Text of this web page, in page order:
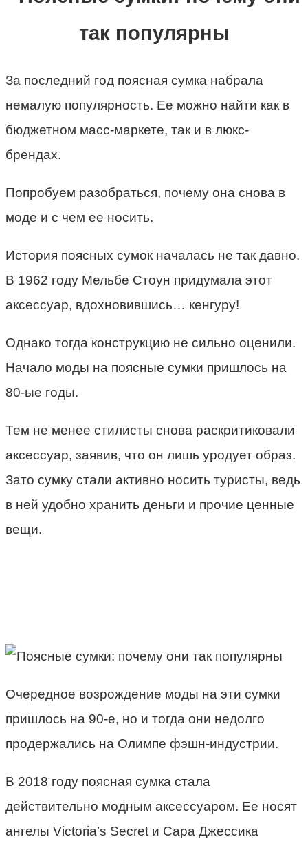
За последний год поясная сумка набрала
немалую популярность. Ее можно найти как в
бюджетном масс-маркете, так и в люкс-
брендах.
Попробуем разобраться, почему она снова в
моде и с чем ее носить.
История поясных сумок началась не так давно.
В 1962 году Мельбе Стоун придумала этот
аксессуар, вдохновившись… кенгуру!
Однако тогда конструкцию не сильно оценили.
Начало моды на поясные сумки пришлось на
80-ые годы.
Тем не менее стилисты снова раскритиковали
аксессуар, заявив, что он лишь уродует образ.
Зато сумку стали активно носить туристы, ведь
в ней удобно хранить деньги и прочие ценные
вещи.
Очередное возрождение моды на эти сумки
пришлось на 90-е, но и тогда они недолго
продержались на Олимпе фэшн-индустрии.
В 2018 году поясная сумка стала
действительно модным аксессуаром. Ее носят
ангелы Victoria’s Secret и Сара Джессика